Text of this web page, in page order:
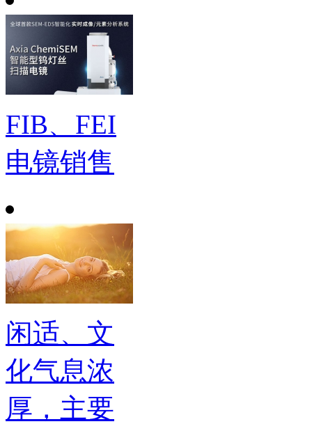
FIB、FEI
电镜销售
闲适、文
化气息浓
厚，主要